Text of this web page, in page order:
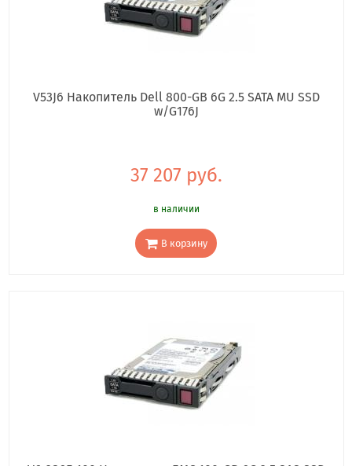
V53J6 Накопитель Dell 800-GB 6G 2.5 SATA MU SSD
w/G176J
37 207 руб.
в наличии
В корзину